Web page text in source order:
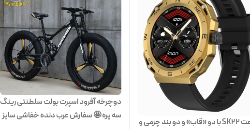
ساعت SK22 با دو «قاب» و دو بند چرمی و
دوچرخه آفرود اسپرت بولت سلطنتی رینگ
سه پره 🤩 سفارش عرب دنده خفاشی سایز